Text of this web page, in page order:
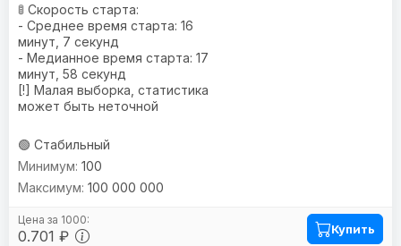
🚦 Скорость старта:
- Среднее время старта: 16
минут, 7 секунд
- Медианное время старта: 17
минут, 58 секунд
[!] Малая выборка, статистика
может быть неточной
🟢 Стабильный
0.701 ₽
100
100 000 000
Купить